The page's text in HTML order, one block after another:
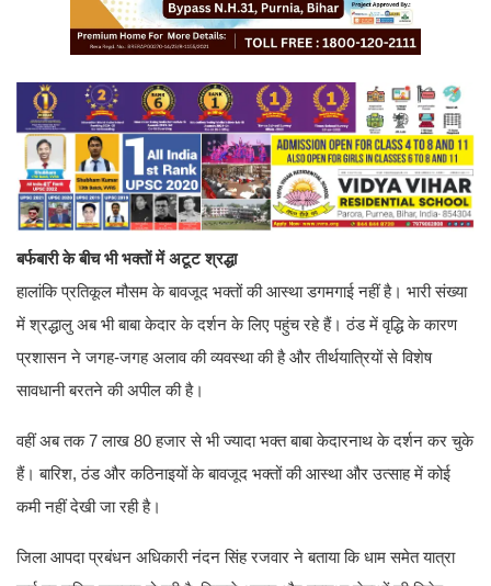
बर्फबारी के बीच भी भक्तों में अटूट श्रद्धा
हालांकि प्रतिकूल मौसम के बावजूद भक्तों की आस्था डगमगाई नहीं है। भारी संख्या
में श्रद्धालु अब भी बाबा केदार के दर्शन के लिए पहुंच रहे हैं। ठंड में वृद्धि के कारण
प्रशासन ने जगह-जगह अलाव की व्यवस्था की है और तीर्थयात्रियों से विशेष
सावधानी बरतने की अपील की है।
वहीं अब तक 7 लाख 80 हजार से भी ज्यादा भक्त बाबा केदारनाथ के दर्शन कर चुके
हैं। बारिश, ठंड और कठिनाइयों के बावजूद भक्तों की आस्था और उत्साह में कोई
कमी नहीं देखी जा रही है।
जिला आपदा प्रबंधन अधिकारी नंदन सिंह रजवार ने बताया कि धाम समेत यात्रा